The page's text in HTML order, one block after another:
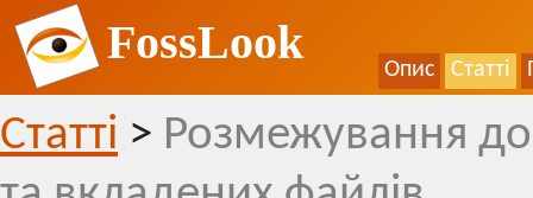
FossLook
Опис Статті
Статті > Розмежування